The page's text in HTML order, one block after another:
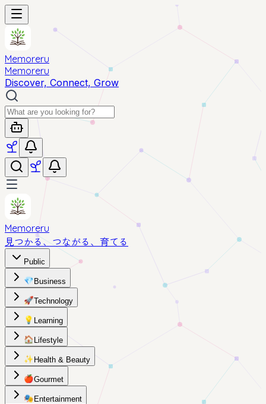
Memoreru
Memoreru
Discover, Connect, Grow
Memoreru
見つかる、つながる、育てる
Public
💎 Business
🚀Technology
💡 Learning
🏠 Lifestyle
✨ Health & Beauty
🍎Gourmet
🎭 Entertainment